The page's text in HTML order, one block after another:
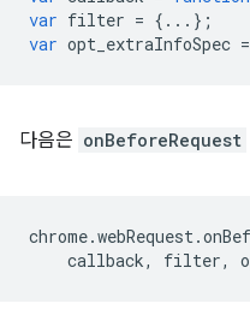
var filter = {...};
var opt_extraInfoSpec =
다음은 onBeforeRequest
chrome.webRequest.
callback, filter,